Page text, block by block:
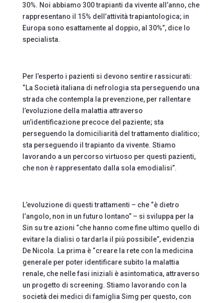
30%. Noi abbiamo 300 trapianti da vivente all’anno, che
rappresentano il 15% dell’attività trapiantologica; in
Europa sono esattamente al doppio, al 30%”, dice lo
specialista.
Per l’esperto i pazienti si devono sentire rassicurati:
“La Società italiana di nefrologia sta perseguendo una
strada che contempla la prevenzione, per rallentare
l’evoluzione della malattia attraverso
un’identificazione precoce del paziente; sta
perseguendo la domiciliarità del trattamento dialitico;
sta perseguendo il trapianto da vivente. Stiamo
lavorando a un percorso virtuoso per questi pazienti,
che non è rappresentato dalla sola emodialisi”.
L’evoluzione di questi trattamenti – che “è dietro
l’angolo, non in un futuro lontano” – si sviluppa per la
Sin su tre azioni “che hanno come fine ultimo quello di
evitare la dialisi o tardarla il più possibile”, evidenzia
De Nicola. La prima è “creare la rete con la medicina
generale per poter identificare subito la malattia
renale, che nelle fasi iniziali è asintomatica, attraverso
un progetto di screening. Stiamo lavorando con la
società dei medici di famiglia Simg per questo, con